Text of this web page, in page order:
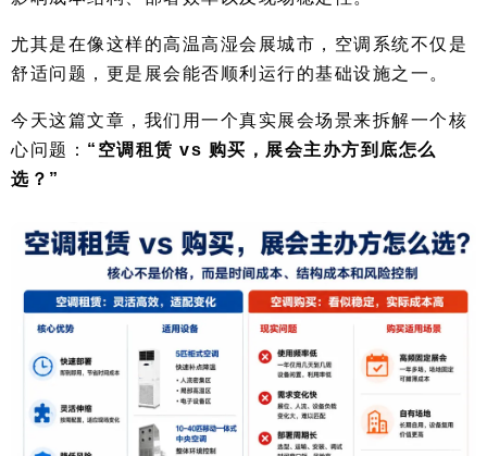
尤其是在像这样的高温高湿会展城市，空调系统不仅是
舒适问题，更是展会能否顺利运行的基础设施之一。
今天这篇文章，我们用一个真实展会场景来拆解一个核
心问题： “空调租赁 vs 购买，展会主办方到底怎么
选？”